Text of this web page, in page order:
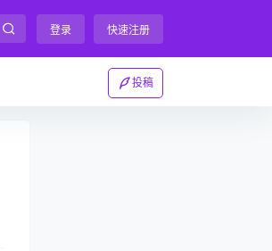
登录 快速注册
投稿